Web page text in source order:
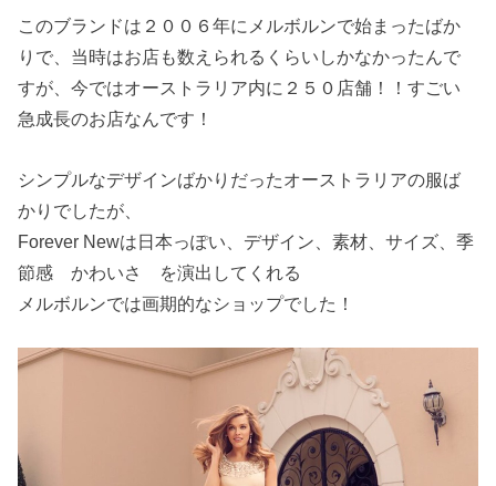
このブランドは２００６年にメルボルンで始まったばか
りで、当時はお店も数えられるくらいしかなかったんで
すが、今ではオーストラリア内に２５０店舗！！すごい
急成長のお店なんです！
シンプルなデザインばかりだったオーストラリアの服ば
かりでしたが、
Forever Newは日本っぽい、デザイン、素材、サイズ、季
節感 かわいさ を演出してくれる
メルボルンでは画期的なショップでした！